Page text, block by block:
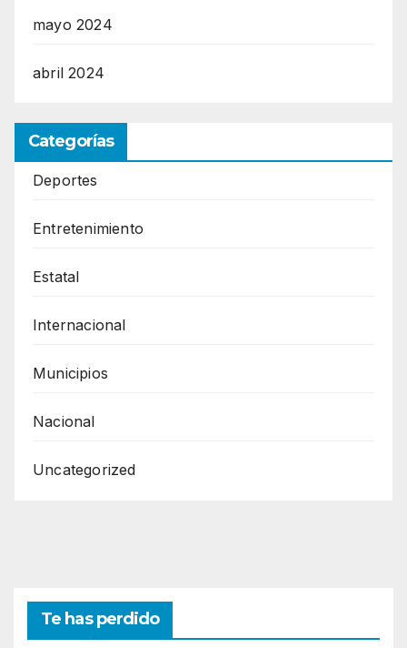
mayo 2024
abril 2024
Categorías
Deportes
Entretenimiento
Estatal
Internacional
Municipios
Nacional
Uncategorized
Te has perdido